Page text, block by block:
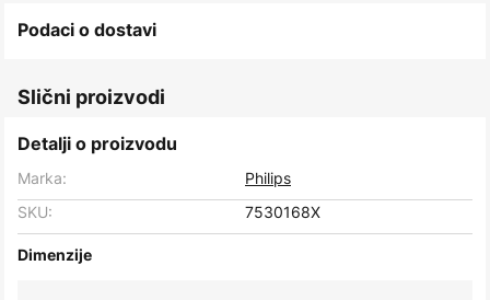
Podaci o dostavi
Slični proizvodi
Detalji o proizvodu
Marka:
Philips
SKU:
7530168X
Dimenzije